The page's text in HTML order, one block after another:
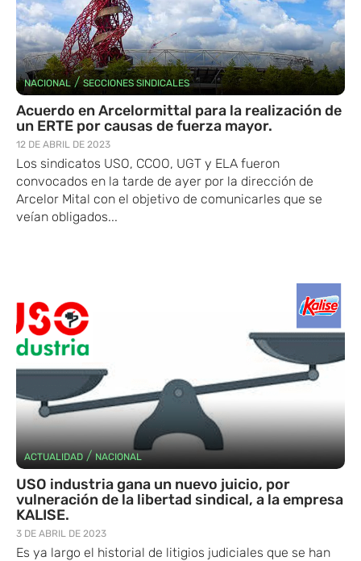
NACIONAL/SECCIONES SINDICALES
Acuerdo en Arcelormittal para la realización de
un ERTE por causas de fuerza mayor.
12 DE ABRIL DE 2023
Los sindicatos USO, CCOO, UGT y ELA fueron
convocados en la tarde de ayer por la dirección de
Arcelor Mital con el objetivo de comunicarles que se
veían obligados...
ACTUALIDAD/NACIONAL
USO industria gana un nuevo juicio, por
vulneración de la libertad sindical, a la empresa
KALISE.
3 DE ABRIL DE 2023
Es ya largo el historial de litigios judiciales que se han